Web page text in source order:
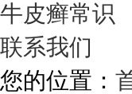
牛皮癣常识
联系我们
您的位置：